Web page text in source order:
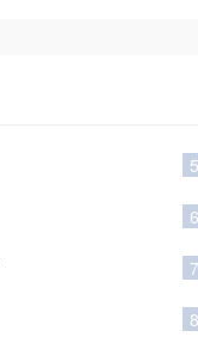
5
6
7
8